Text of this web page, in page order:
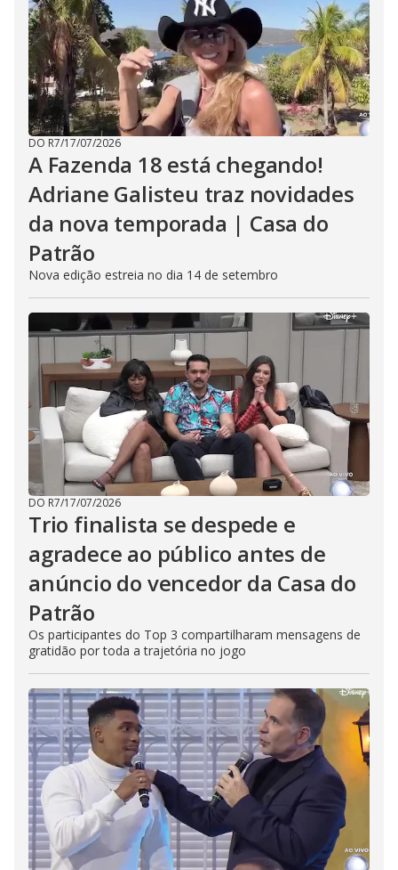
DO R7/17/07/2026
A Fazenda 18 está chegando!
Adriane Galisteu traz novidades
da nova temporada | Casa do
Patrão
Nova edição estreia no dia 14 de setembro
DO R7/17/07/2026
Trio finalista se despede e
agradece ao público antes de
anúncio do vencedor da Casa do
Patrão
Os participantes do Top 3 compartilharam mensagens de
gratidão por toda a trajetória no jogo